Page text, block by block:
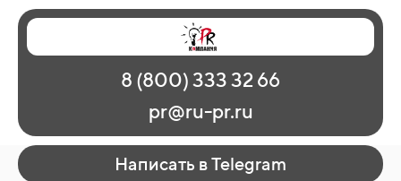
Главная
Наши работы
О рекламе
Регионы
Контакты
8 (800) 333 32 66
pr@ru-pr.ru
Написать в Telegram